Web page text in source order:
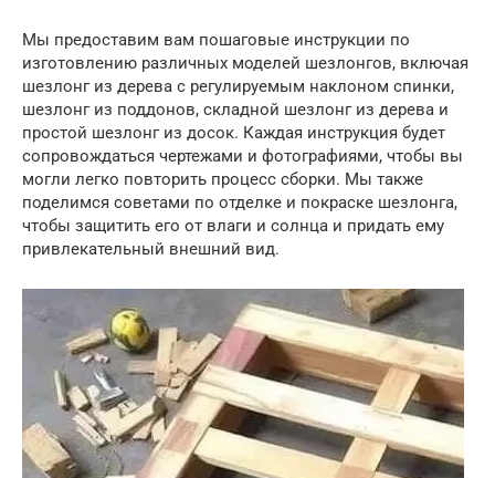
Мы предоставим вам пошаговые инструкции по
изготовлению различных моделей шезлонгов, включая
шезлонг из дерева с регулируемым наклоном спинки,
шезлонг из поддонов, складной шезлонг из дерева и
простой шезлонг из досок. Каждая инструкция будет
сопровождаться чертежами и фотографиями, чтобы вы
могли легко повторить процесс сборки. Мы также
поделимся советами по отделке и покраске шезлонга,
чтобы защитить его от влаги и солнца и придать ему
привлекательный внешний вид.